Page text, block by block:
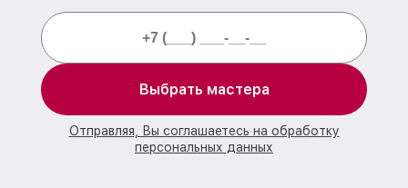
Выбрать мастера
Отправляя, Вы соглашаетесь на обработку
персональных данных